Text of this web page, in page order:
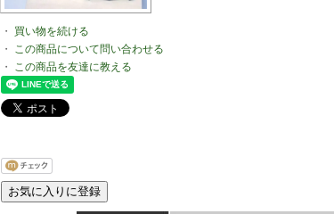
・ 買い物を続ける
・ この商品について問い合わせる
・ この商品を友達に教える